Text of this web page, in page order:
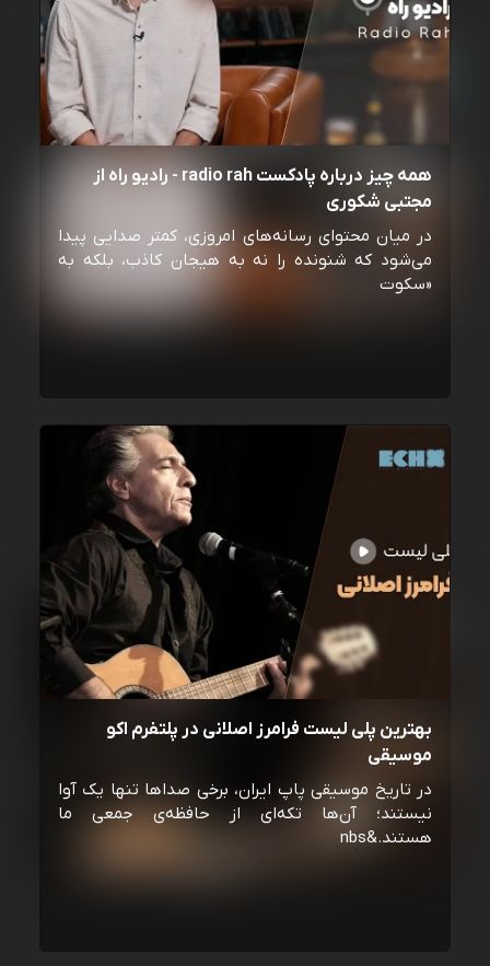
همه چیز درباره پادکست radio rah - رادیو راه از
مجتبی شکوری
در میان محتوای رسانه‌های امروزی، کمتر صدایی پیدا
می‌شود که شنونده را نه به هیجان کاذب، بلکه به
«سکوت
بهترین پلی لیست فرامرز اصلانی در پلتفرم اکو
موسیقی
در تاریخ موسیقی پاپ ایران، برخی صداها تنها یک آوا
نیستند؛ آن‌ها تکه‌ای از حافظه‌ی جمعی ما
هستند.&nbs